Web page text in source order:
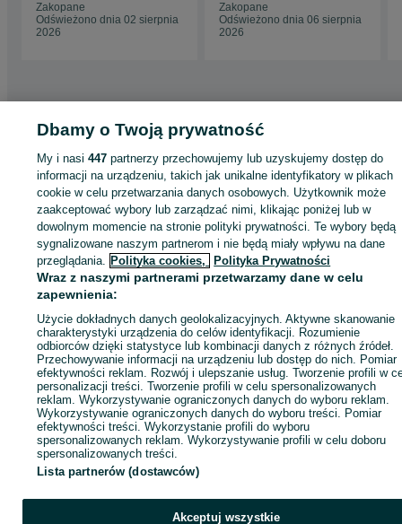
okolice wakacje
weekend ferie
wypoczynek dla
Zakopane
Odświeżono dnia 02 sierpnia
2026
weekend we dwoje
rocznica randka
Zakopane
Odświeżono dnia 06 sierpnia
2026
Strona główna Noclegi Noclegi Polska
Noclegi Polska - Małopolskie
KATEGORIA
ID:584007848 Wyświetlenia:
Zadzwoń / SMS Wyślij wiadomość
Dbamy o Twoją prywatność
My i nasi447 partnerzy przechowujemy lub uzyskujemy dostęp do
informacji na urządzeniu, takich jak unikalne identyfikatory w plikach
cookie w celu przetwarzania danych osobowych. Użytkownik może
zaakceptować wybory lub zarządzać nimi, klikając poniżej lub w
dowolnym momencie na stronie polityki prywatności. Te wybory będą
sygnalizowane naszym partnerom i nie będą miały wpływu na dane
przeglądania. Polityka cookies, Polityka Prywatności
Wraz z naszymi partnerami przetwarzamy dane w celu
zapewnienia:
Użycie dokładnych danych geolokalizacyjnych. Aktywne skanowanie
charakterystyki urządzenia do celów identyfikacji. Rozumienie
odbiorców dzięki statystyce lub kombinacji danych z różnych źródeł.
Przechowywanie informacji na urządzeniu lub dostęp do nich. Pomiar
efektywności reklam. Rozwój i ulepszanie usług. Tworzenie profili w
personalizacji treści. Tworzenie profili w celu spersonalizowanych
reklam. Wykorzystywanie ograniczonych danych do wyboru reklam.
Wykorzystywanie ograniczonych danych do wyboru treści. Pomiar
efektywności treści. Wykorzystanie profili do wyboru
spersonalizowanych reklam. Wykorzystywanie profili w celu doboru
spersonalizowanych treści.
Lista partnerów (dostawców)
Akceptuj wszystkie